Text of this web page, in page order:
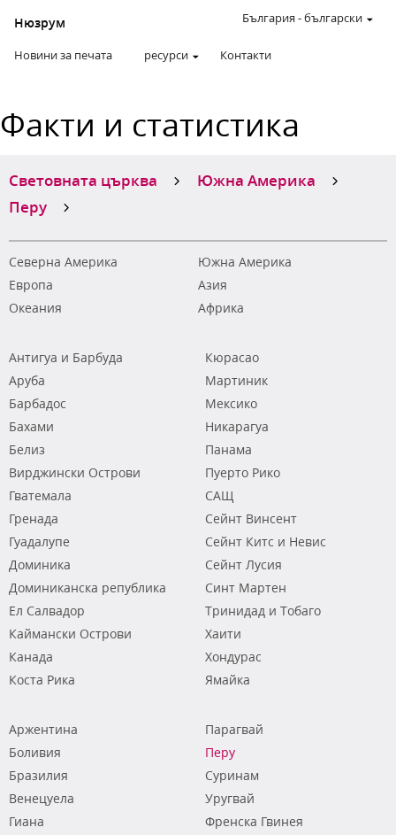
Нюзрум
Новини за печата ресурси Контакти
България -български
Факти и статистика
Световната църква
Южна Америка
Перу
Северна Америка
Южна Америка
Европа
Азия
Океания
Африка
Антигуа и Барбуда
Аруба
Барбадос
Бахами
Белиз
Вирджински Острови
Гватемала
Гренада
Гуадалупе
Доминика
Доминиканска република
Ел Салвадор
Каймански Острови
Канада
Коста Рика
Кюрасао
Мартиник
Мексико
Никарагуа
Панама
Пуерто Рико
САЩ
Сейнт Винсент
Сейнт Китс и Невис
Сейнт Лусия
Синт Мартен
Тринидад и Тобаго
Хаити
Хондурас
Ямайка
Аржентина
Боливия
Бразилия
Венецуела
Гиана
Парагвай
Перу
Суринам
Уругвай
Френска Гвинея